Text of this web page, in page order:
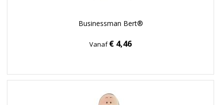
Businessman Bert®
Vanaf€ 4,46